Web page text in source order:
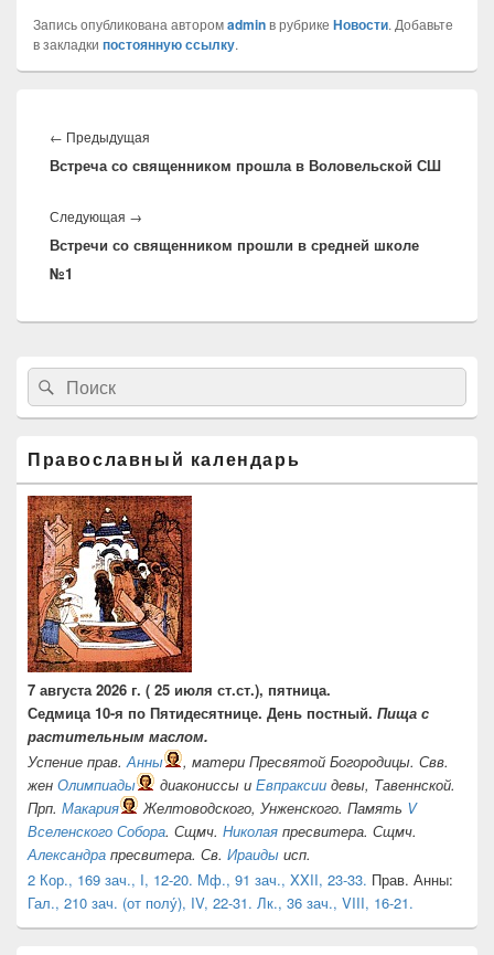
Запись опубликована авторомadminв рубрике Новости. Добавьте
в закладки постоянную ссылку.
по
записям
← Предыдущая
запись:
Встреча со священником прошла в Воловельской СШ
Следующая →
запись:
Встречи со священником прошли в средней школе
№1
Область
основной
боковой
панели
Найти:Поиск
Православный календарь
7 августа 2026 г. ( 25 июля ст.ст.), пятница.
Седмица 10-я по Пятидесятнице. День постный. Пища с
растительным маслом.
Успение прав.Анны
, матери Пресвятой Богородицы. Свв.
жен Олимпиады диакониссы и Евпраксии девы, Тавеннской.
Прп. Макария Желтоводского, Унженского. Память V
Вселенского Собора. Сщмч. Николая пресвитера. Сщмч.
Александра пресвитера. Св. Ираиды исп.
2 Кор., 169 зач., I, 12-20. Мф., 91 зач., XXII, 23-33. Прав. Анны:
Гал., 210 зач. (от полу́), IV, 22-31. Лк., 36 зач., VIII, 16-21.